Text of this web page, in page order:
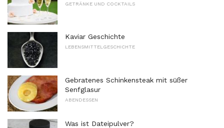
GETRÄNKE UND COCKTAILS
Kaviar Geschichte
LEBENSMITTELGESCHICHTE
Gebratenes Schinkensteak mit süßer
Senfglasur
ABENDESSEN
Was ist Dateipulver?